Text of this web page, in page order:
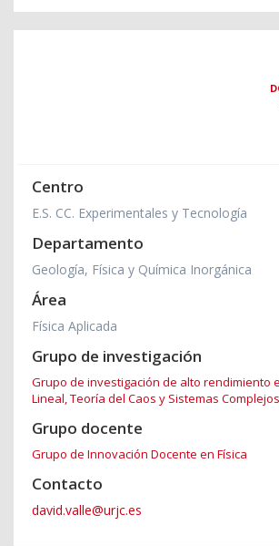
Centro
E.S. CC. Experimentales y Tecnología
Departamento
Geología, Física y Química Inorgánica
Área
Física Aplicada
Grupo de investigación
Grupo de investigación de alto rendimiento
Lineal, Teoría del Caos y Sistemas Complejos
Grupo docente
Grupo de Innovación Docente en Física
Contacto
david.valle@urjc.es